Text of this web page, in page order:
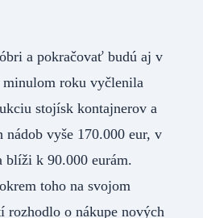
a pokračovať budú aj v
minulom roku vyčlenila
stojísk kontajnerov a
nádob vyše 170.000 eur, v
blíži k 90.000 eurám.
toho na svojom
rozhodlo o nákupe nových